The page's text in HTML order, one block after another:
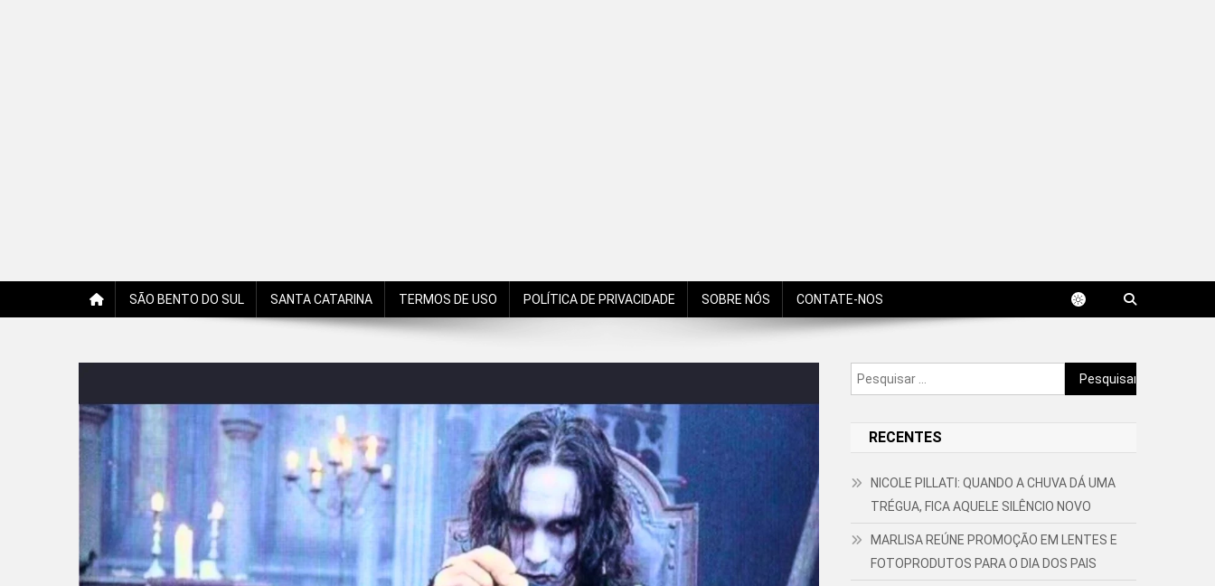
SÃO BENTO DO SUL SANTA CATARINA TERMOS DE USO POLÍTICA DE PRIVACIDADE SOBRE NÓS CONTATE-NOS
Pesquisar
por:
RECENTES
NICOLE PILLATI: QUANDO A CHUVA DÁ UMA
TRÉGUA, FICA AQUELE SILÊNCIO NOVO
MARLISA REÚNE PROMOÇÃO EM LENTES E
FOTOPRODUTOS PARA O DIA DOS PAIS